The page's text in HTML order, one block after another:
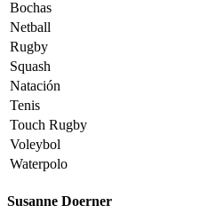
Bochas
Netball
Rugby
Squash
Natación
Tenis
Touch Rugby
Voleybol
Waterpolo
Susanne Doerner